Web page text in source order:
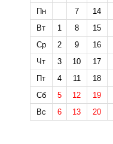
Пн
7 14
Вт
1 8 15
Ср
2 9 16
Чт
3 10 17
Пт
4 11 18
Сб
5 12 19
Вс
6 13 20